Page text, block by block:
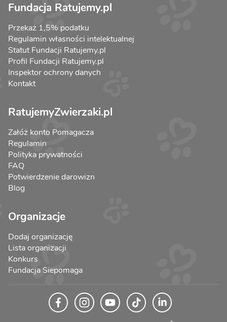
Fundacja Ratujemy.pl
Przekaż 1,5% podatku
Regulamin własności intelektualnej
Statut Fundacji Ratujemy.pl
Profil Fundacji Ratujemy.pl
Inspektor ochrony danych
Kontakt
RatujemyZwierzaki.pl
Załóż konto Pomagacza
Regulamin
Polityka prywatności
FAQ
Potwierdzenie darowizn
Blog
Organizacje
Dodaj organizację
Lista organizacji
Konkurs
Fundacja Siepomaga